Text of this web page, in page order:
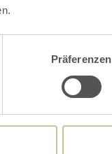
Präferenzen